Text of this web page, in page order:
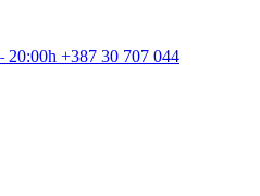
20:00h +387 30 707 044